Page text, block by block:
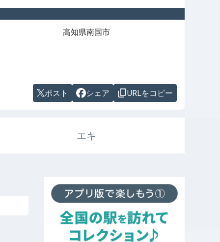
高知県南国市
ポスト シェア URLをコピー
エキ